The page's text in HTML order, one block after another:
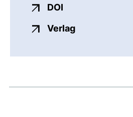
DOI
Verlagexterner